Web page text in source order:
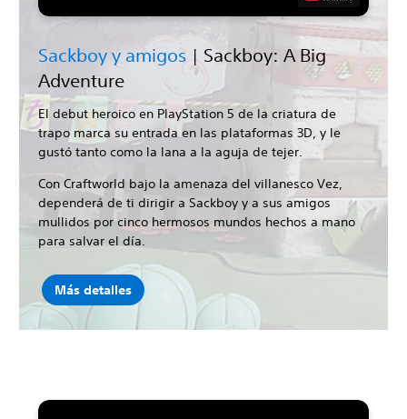
Sackboy y amigos | Sackboy: A Big
Adventure
El debut heroico en PlayStation 5 de la criatura de
trapo marca su entrada en las plataformas 3D, y le
gustó tanto como la lana a la aguja de tejer.
Con Craftworld bajo la amenaza del villanesco Vez,
dependerá de ti dirigir a Sackboy y a sus amigos
mullidos por cinco hermosos mundos hechos a mano
para salvar el día.
Más detalles